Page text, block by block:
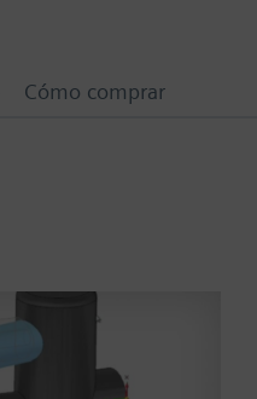
Cómo comprar